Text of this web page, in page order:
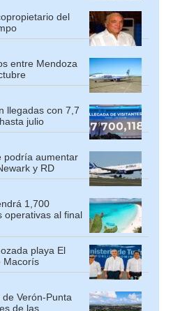
del
entre Mendoza
llegadas con 7,7
julio
podría aumentar
y RD
1,700
operativas al final
playa El
Macorís
Verón-Punta
de las